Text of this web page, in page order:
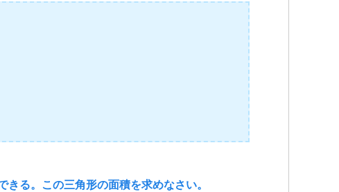
る。この三角形の面積を求めなさい。